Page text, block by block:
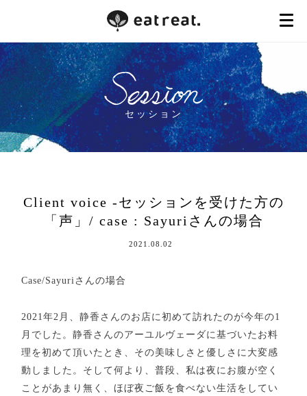
セッション
Client voice -セッションを受けた方の
「声」/ case : Sayuriさんの場合
2021.08.02
Case/Sayuriさんの場合
2021年2 月、静香さんのお店に初めて訪れたのが今年の1
月でした。静香さんのアーユルヴェーダに基づいたお料
理を初めて頂いたとき、その美味しさと優しさに大変感
動しました。そして何より、普段、私は夜にお腹が空く
ことがあまり無く、ほぼ夜ご飯を食べない生活をしてい